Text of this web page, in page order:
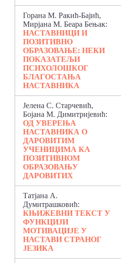
Горана М. Ракић-Бајић,
Мирјана М. Беара Бењак:
НАСТАВНИЦИ И
ПОЗИТИВНО
ОБРАЗОВАЊЕ: НЕКИ
ПОКАЗАТЕЉИ
ПСИХОЛОШКОГ
БЛАГОСТАЊА
НАСТАВНИКА
Јелена С. Старчевић,
Бојана М. Димитријевић:
ОД УВЕРЕЊА
НАСТАВНИКА О
ДАРОВИТИМ
УЧЕНИЦИМА КА
ПОЗИТИВНОМ
ОБРАЗОВАЊУ
ДАРОВИТИХ
Татјана А.
Думитрашковић:
КЊИЖЕВНИ ТЕКСТ У
ФУНКЦИЈИ
МОТИВАЦИЈЕ У
НАСТАВИ СТРАНОГ
ЈЕЗИКА